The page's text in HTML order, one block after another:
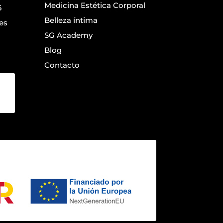
Medicina Estética Corporal
Belleza íntima
SG Academy
Blog
Contacto